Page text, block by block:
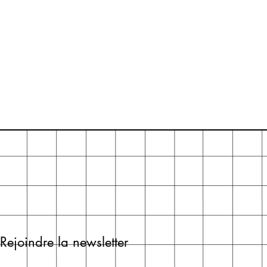
Rejoindre la newsletter